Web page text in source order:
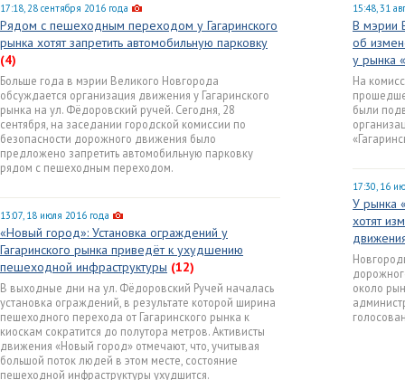
17:18, 28 сентября 2016 года
Рядом с пешеходным переходом у Гагаринского
рынка хотят запретить автомобильную парковку
(4)
Больше года в мэрии Великого Новгорода
обсуждается организация движения у Гагаринского
рынка на ул. Фёдоровский ручей. Сегодня, 28
сентября, на заседании городской комиссии по
безопасности дорожного движения было
предложено запретить автомобильную парковку
рядом с пешеходным переходом.
13:07, 18 июля 2016 года
«Новый город»: Установка ограждений у
Гагаринского рынка приведёт к ухудшению
пешеходной инфраструктуры (12)
В выходные дни на ул. Фёдоровский Ручей началась
установка ограждений, в результате которой ширина
пешеходного перехода от Гагаринского рынка к
киоскам сократится до полутора метров. Активисты
движения «Новый город» отмечают, что, учитывая
большой поток людей в этом месте, состояние
пешеходной инфраструктуры ухудшится.
15:48, 31
В мэрии
об
у рынка
На
были
17:30, 16
У рынка
хотят
около